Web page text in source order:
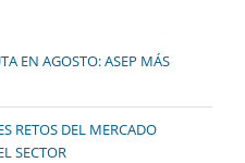
EN AGOSTO: ASEP MÁS
RETOS DEL MERCADO
SECTOR